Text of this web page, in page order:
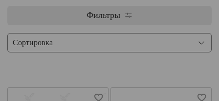
Фильтры